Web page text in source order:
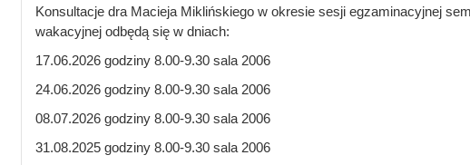
Konsultacje dra Macieja Miklińskiego w okresie sesji egzaminacyjnej
wakacyjnej odbędą się w dniach:
17.06.2026 godziny 8.00-9.30 sala 2006
24.06.2026 godziny 8.00-9.30 sala 2006
08.07.2026 godziny 8.00-9.30 sala 2006
31.08.2025 godziny 8.00-9.30 sala 2006